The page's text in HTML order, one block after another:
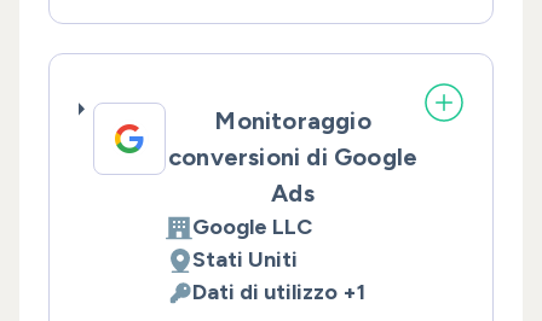
Monitoraggio
conversioni di Google
Ads
Azienda:
Google LLC
Luogo del trattamento:
Stati Uniti
Dati Personali trattati:
Dati di utilizzo +1